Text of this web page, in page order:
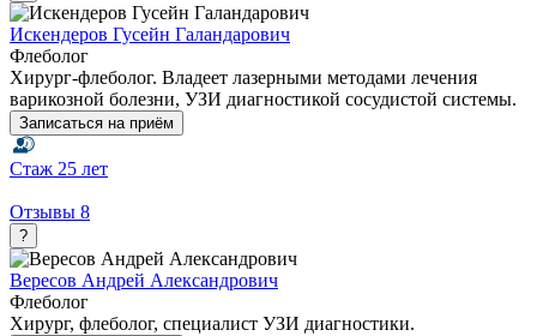
Искендеров Гусейн Галандарович
Флеболог
Хирург-флеболог. Владеет лазерными методами лечения
варикозной болезни, УЗИ диагностикой сосудистой системы.
Записаться на приём
Стаж 25 лет
Отзывы 8
?
Вересов Андрей Александрович
Флеболог
Хирург, флеболог, специалист УЗИ диагностики.